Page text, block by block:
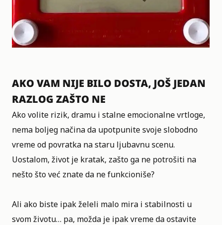
AKO VAM NIJE BILO DOSTA, JOŠ JEDAN
RAZLOG ZAŠTO NE
Ako volite rizik, dramu i stalneemocionalne vrtloge,
nema boljeg načina da upotpunite svoje slobodno
vreme od povratka na staru ljubavnu scenu.
Uostalom, život je kratak, zašto ga ne potrošiti na
nešto što već znate da ne funkcioniše?
Ali ako biste ipak želeli malo mira i stabilnosti u
svom životu… pa, možda je ipak vreme da ostavite